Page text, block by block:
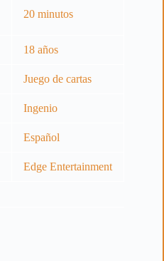
20 minutos
18 años
Juego de cartas
Ingenio
Español
Edge Entertainment